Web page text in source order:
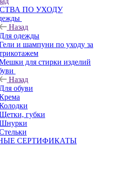
ПО УХОДУ
Назад
Для одежды
и шампуни по уходу за
для стирки изделий
Назад
Для обуви
губки
СЕРТИФИКАТЫ